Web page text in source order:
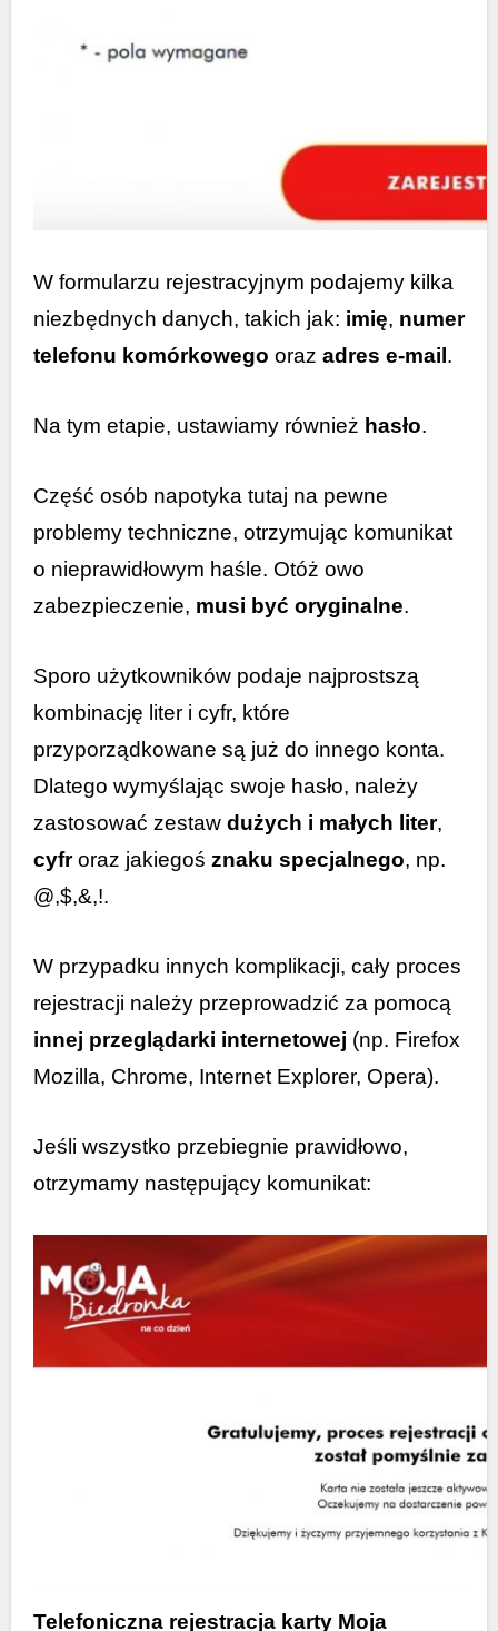
W formularzu rejestracyjnym podajemy kilka
niezbędnych danych, takich jak: imię, numer
telefonu komórkowego oraz adres e-mail.
Na tym etapie, ustawiamy również hasło.
Część osób napotyka tutaj na pewne
problemy techniczne, otrzymując komunikat
o nieprawidłowym haśle. Otóż owo
zabezpieczenie, musi być oryginalne.
Sporo użytkowników podaje najprostszą
kombinację liter i cyfr, które
przyporządkowane są już do innego konta.
Dlatego wymyślając swoje hasło, należy
zastosować zestaw dużych i małych liter,
cyfroraz jakiegoś znaku specjalnego, np.
@,$,&,!.
W przypadku innych komplikacji, cały proces
rejestracji należy przeprowadzić za pomocą
innej przeglądarki internetowej (np. Firefox
Mozilla, Chrome, Internet Explorer, Opera).
Jeśli wszystko przebiegnie prawidłowo,
otrzymamy następujący komunikat:
Telefoniczna rejestracja karty Moja